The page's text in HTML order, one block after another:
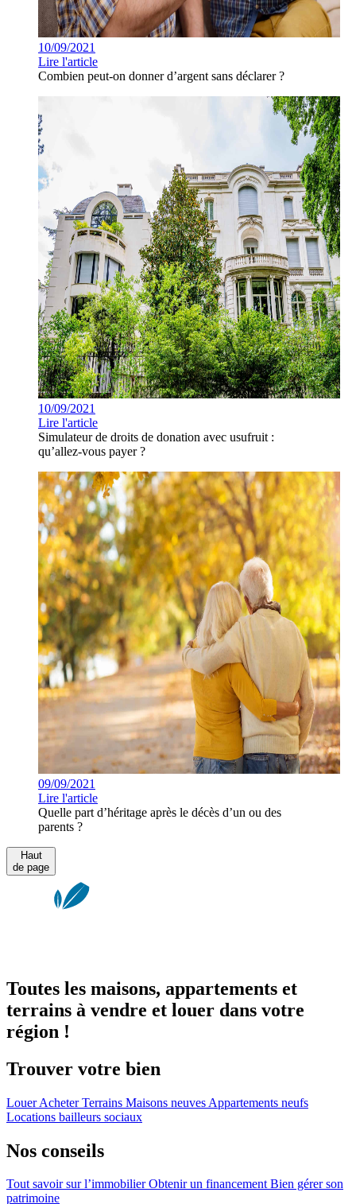
10/09/2021
Lire l'article
Combien peut-on donner d’argent sans déclarer ?
10/09/2021
Lire l'article
Simulateur de droits de donation avec usufruit :
qu’allez-vous payer ?
09/09/2021
Lire l'article
Quelle part d’héritage après le décès d’un ou des
parents ?
Haut
de page
Toutes les maisons, appartements et
terrains à vendre et louer dans votre
région !
Trouver votre bien
LouerAcheterTerrains Maisons neuves Appartements neufs
Locations bailleurs sociaux
Nos conseils
Tout savoir sur l’immobilierObtenir un financementBien gérer son
patrimoine